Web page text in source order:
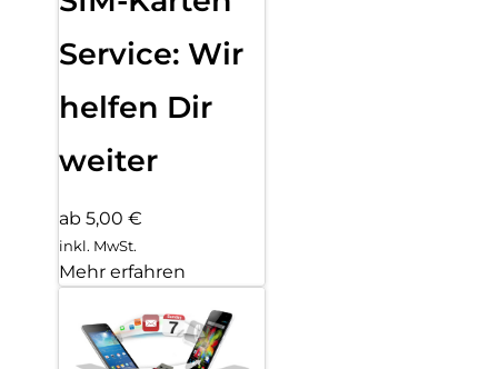
Service: Wir
helfen Dir
weiter
ab 5,00 €
inkl. MwSt.
Mehr erfahren